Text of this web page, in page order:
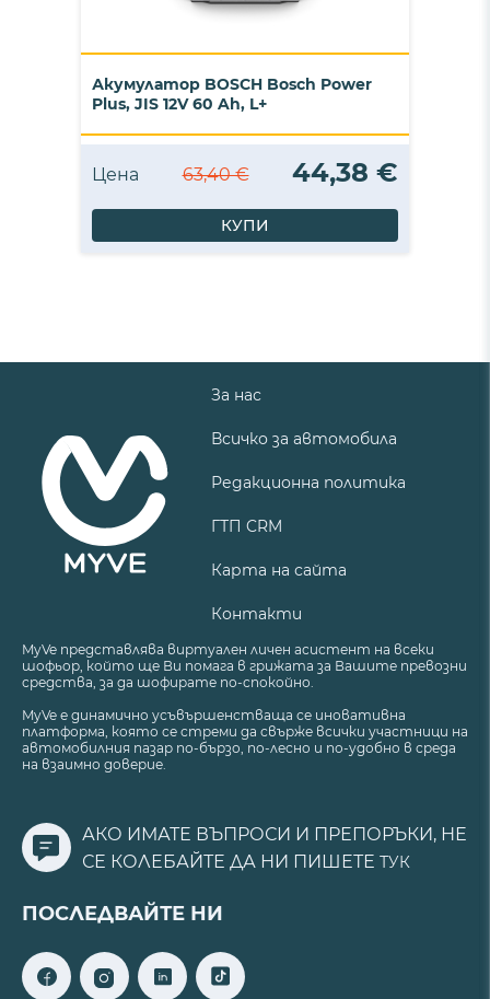
Акумулатор BOSCH Bosch Power
Plus, JIS 12V 60 Ah, L+
Цена 63,40 € 44,38 €
КУПИ
За нас
Всичко за автомобила
Редакционна политика
ГТП CRM
Карта на сайта
Контакти
MyVe представлява виртуален личен асистент на всеки
шофьор, който ще Ви помага в грижата за Вашите превозни
средства, за да шофирате по-спокойно.
MyVe е динамично усъвършенстваща се иновативна
платформа, която се стреми да свърже всички участници на
автомобилния пазар по-бързо, по-лесно и по-удобно в среда
на взаимно доверие.
АКО ИМАТЕ ВЪПРОСИ И ПРЕПОРЪКИ, НЕ
СЕ КОЛЕБАЙТЕ ДА НИ ПИШЕТЕ ТУК
ПОСЛЕДВАЙТЕ НИ